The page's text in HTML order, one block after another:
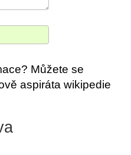
Můžete se
aspiráta wikipedie